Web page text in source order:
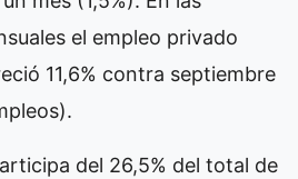
el empleo privado
11,6% contra septiembre
del 26,5% del total de